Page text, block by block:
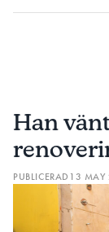
Han
PUBLICERAD 13